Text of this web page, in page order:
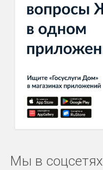
Мы в соцсетях